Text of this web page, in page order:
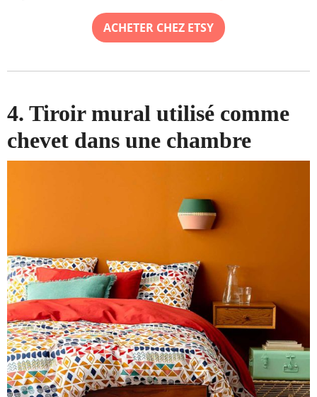
ACHETER CHEZ ETSY
4. Tiroir mural utilisé comme
chevet dans une chambre